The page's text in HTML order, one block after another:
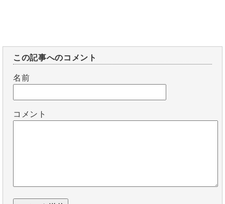
この記事へのコメント
名前
コメント